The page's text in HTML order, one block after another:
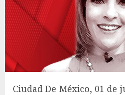
Ciudad De México, 01 de